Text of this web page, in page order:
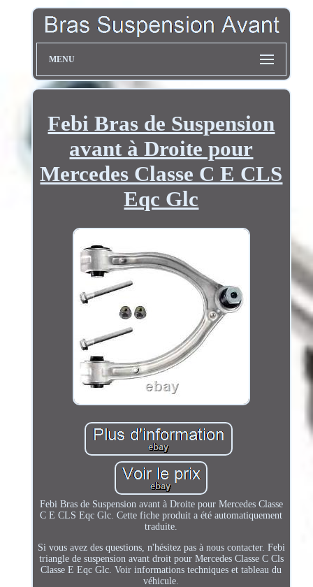
MENU
Febi Bras de Suspension
avant à Droite pour
Mercedes Classe C E CLS
Eqc Glc
Febi Bras de Suspension avant à Droite pour Mercedes Classe
C E CLS Eqc Glc. Cette fiche produit a été automatiquement
traduite.
Si vous avez des questions, n'hésitez pas à nous contacter. Febi
triangle de suspension avant droit pour Mercedes Classe C Cls
Classe E Eqc Glc. Voir informations techniques et tableau du
véhicule.